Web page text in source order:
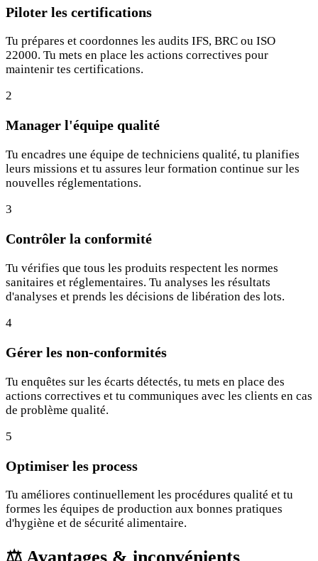
Piloter les certifications
Tu prépares et coordonnes les audits IFS, BRC ou ISO
22000. Tu mets en place les actions correctives pour
maintenir tes certifications.
2
Manager l'équipe qualité
Tu encadres une équipe de techniciens qualité, tu planifies
leurs missions et tu assures leur formation continue sur les
nouvelles réglementations.
3
Contrôler la conformité
Tu vérifies que tous les produits respectent les normes
sanitaires et réglementaires. Tu analyses les résultats
d'analyses et prends les décisions de libération des lots.
4
Gérer les non-conformités
Tu enquêtes sur les écarts détectés, tu mets en place des
actions correctives et tu communiques avec les clients en cas
de problème qualité.
5
Optimiser les process
Tu améliores continuellement les procédures qualité et tu
formes les équipes de production aux bonnes pratiques
d'hygiène et de sécurité alimentaire.
⚖️ Avantages & inconvénients